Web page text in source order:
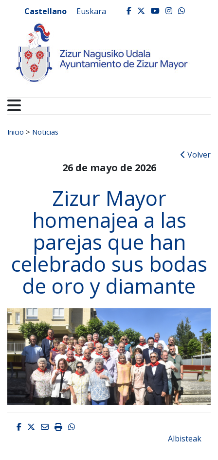
Ayuntamiento de
Castellano Euskara facebook
twitter
youtube
Buscar:
Inicio > Noticias
Volver
26 de mayo de 2026
Zizur Mayor
homenajea a las
parejas que han
celebrado sus bodas
de oro y diamante
Facebook
Twitter
EmailImprimirWhatsapp
Albisteak